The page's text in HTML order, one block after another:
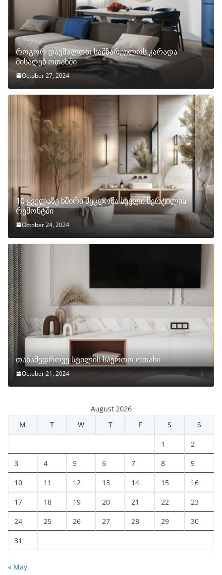
როგორ დავმალოთ სამზარეულოს კარადა
მისაღებ ოთახში
October 27, 2024
10 ყველაზე ხშირი შეცდომა სველი წერტილის
რემონტში
October 24, 2024
თანამედროვე სტილის საერთო ოთახი
October 21, 2024
August 2026
M
T W T F S S
1 2
3 4 5 6 7 8 9
10 11 12 13 14 15 16
17 18 19 20 21 22 23
24 25 26 27 28 29 30
31
« May